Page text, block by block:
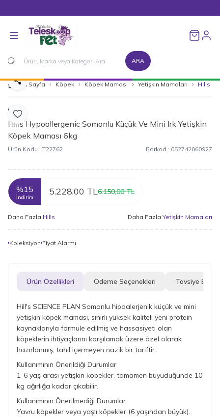
ARA
Ana Sayfa Köpek Köpek Maması Yetişkin Mamaları Hills
Favoriye Ekle
Paylaş
Hills
Hills Hypoallergenic Somonlu Küçük Ve Mini Irk Yetişkin
Köpek Maması 6kg
Ürün Kodu : T22762 Barkod : 052742060927
%15
İndirim
5.228,00 TL6.150,00TL
Daha Fazla Hills Daha Fazla Yetişkin Mamaları
Koleksiyon Fiyat Alarmı
Ürün Özellikleri Ödeme Seçenekleri Tavsiye Et
Hill's SCIENCE PLAN Somonlu hipoalerjenik küçük ve mini
yetişkin köpek maması, sınırlı yüksek kaliteli yeni protein
kaynaklarıyla formüle edilmiş ve hassasiyeti olan
köpeklerin ihtiyaçlarını karşılamak üzere özel olarak
hazırlanmış, tahıl içermeyen nazik bir tariftir.
Kullanımının Önerildiği Durumlar
1-6 yaş arası yetişkin köpekler, tamamen büyüdüğünde 10
kg ağırlığa kadar çıkabilir.
Kullanımının Önerilmediği Durumlar
Yavru köpekler veya yaşlı köpekler (6 yaşından büyük).